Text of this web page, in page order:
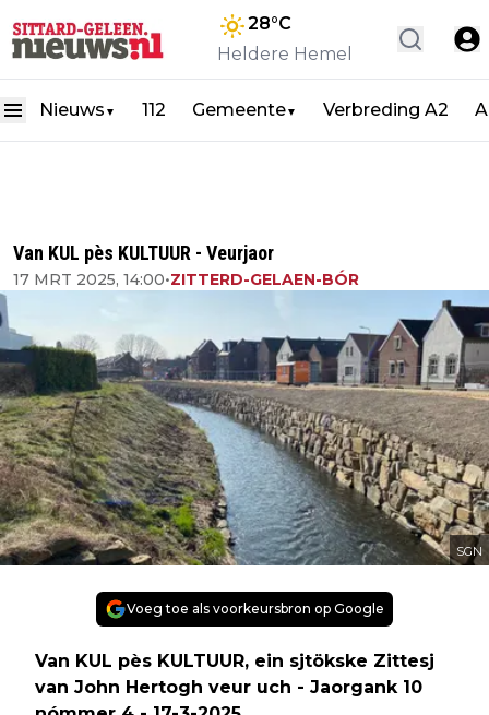
28°C
Heldere Hemel
Nieuws ▼ 112 Gemeente▼ Verbreding A2
Van KUL pès KULTUUR - Veurjaor
17 MRT 2025, 14:00•ZITTERD-GELAEN-BÓR
SGN
Voeg toe als voorkeursbron op Google
Van KUL pès KULTUUR, ein sjtökske Zittesj
van John Hertogh veur uch - Jaorgank 10